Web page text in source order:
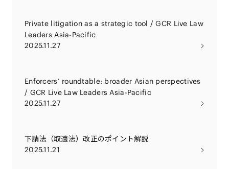
Private litigation as a strategic tool / GCR Live Law
Leaders Asia-Pacific
2025.11.27
Enforcers’ roundtable: broader Asian perspectives
/ GCR Live Law Leaders Asia-Pacific
2025.11.27
下請法（取適法）改正のポイント解説
2025.11.21